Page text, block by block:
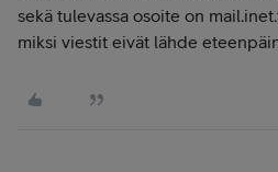
sekä tulevassa osoite on
miksi viestit eivät lähde